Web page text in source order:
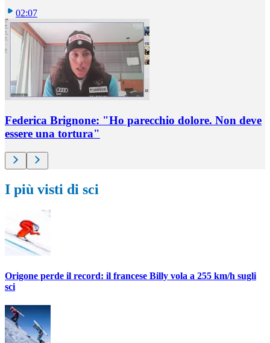
02:07
Federica Brignone: "Ho parecchio dolore. Non deve
essere una tortura"
I più visti di sci
Origone perde il record: il francese Billy vola a 255 km/h sugli
sci